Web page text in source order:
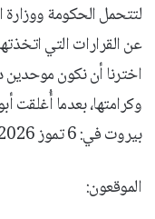
لتتحمل الحكومة ووزارة
عن القرارات التي
اخترنا أن نكون موحدين
وكرامتها، بعدما أُغلقت
بيروت في: 6 تموز 2026
الموقعون: